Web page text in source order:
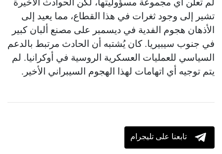
تشير إلى وجود ثغرات في هذا القطاع، مما يعيد إلى
الأذهان هجوم الفدية في ديسمبر على مصنع ألبان كبير
في جنوب سيبيريا. كان يُشتبه أن الحادث مرتبط بالدعم
السياسي للعمليات العسكرية الروسية في أوكرانيا. لم
يتم توجيه أي اتهامات لهذا الهجوم السيبراني الأخير.
تابعنا على تليجرام